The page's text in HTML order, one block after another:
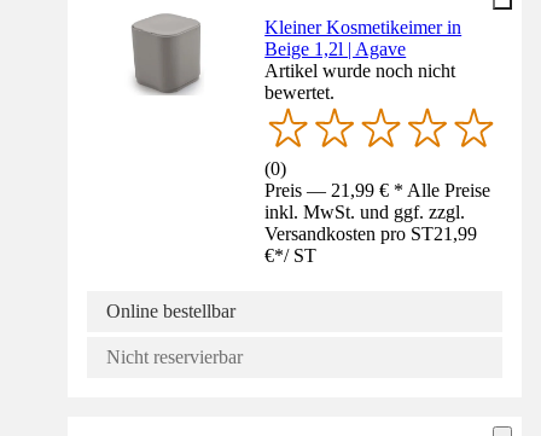
Kleiner Kosmetikeimer in
Beige 1,2l | Agave
Artikel wurde noch nicht
bewertet.
(0)
Preis — 21,99 € * Alle Preise
inkl. MwSt. und ggf. zzgl.
Versandkosten pro ST21,99
€*/ ST
Online bestellbar
Nicht reservierbar